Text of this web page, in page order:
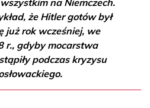
że Hitler gotów był
już rok wcześniej, we
r., gdyby mocarstwa
podczas kryzysu